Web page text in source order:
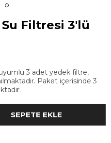
Filtresi 3'lü
uyumlu 3 adet yedek filtre,
Paket içerisinde 3